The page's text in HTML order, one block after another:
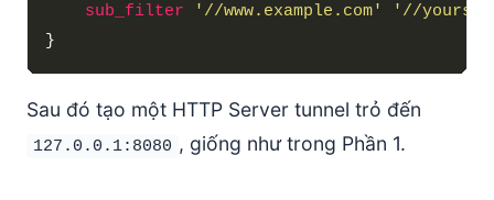
sub_filter
'//www.example.com'
'//
Sau đó tạo một HTTP Server tunnel trỏ đến
127.0.0.1:8080 , giống như trong Phần 1.